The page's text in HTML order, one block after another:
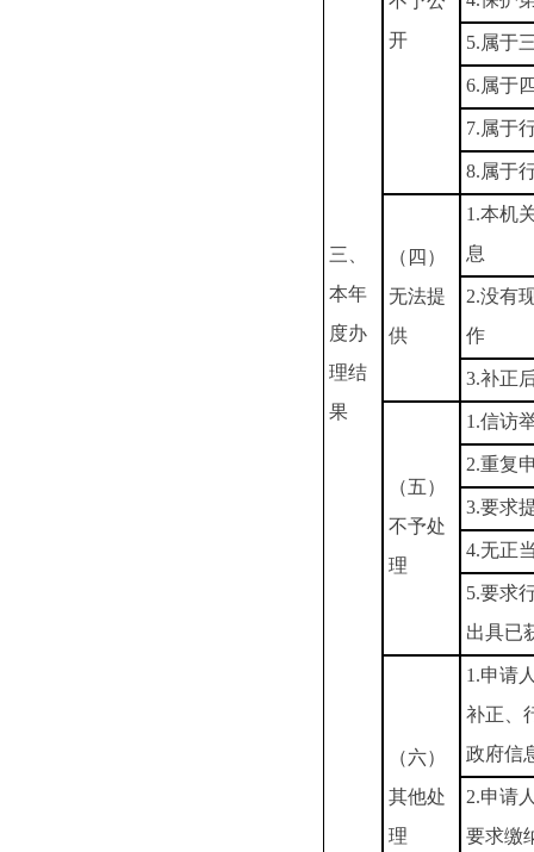
三、
本年
度办
理结
果
开
5.属于
6.属于
7.属于
8.属于
（四）
无法提
供
1.本机
息
2.没有
作
3.补正
（五）
不予处
理
1.信访
2.重复
3.要求
4.无正
5.要求
出具已
（六）
其他处
理
1.申请
补正、
政府信
2.申请
要求缴